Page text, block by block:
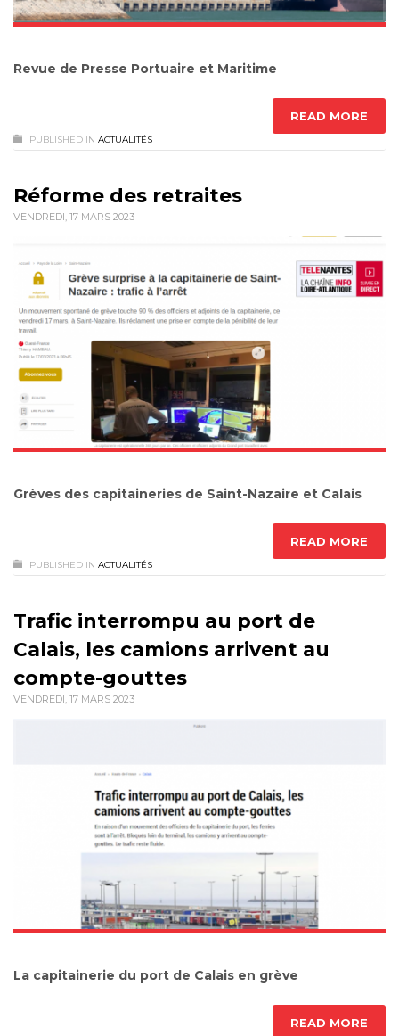
Revue de Presse Portuaire et Maritime
READ MORE
PUBLISHED IN ACTUALITÉS
Réforme des retraites
VENDREDI, 17 MARS 2023
Grèves des capitaineries de Saint-Nazaire et Calais
READ MORE
PUBLISHED IN ACTUALITÉS
Trafic interrompu au port de
Calais, les camions arrivent au
compte-gouttes
VENDREDI, 17 MARS 2023
La capitainerie du port de Calais en grève
READ MORE